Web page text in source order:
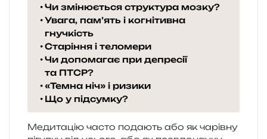
Чи змінюється структура мозку?
Увага, пам’ять і когнітивна
гнучкість
Старіння і теломери
Чи допомагає при депресії
та ПТСР?
«Темна ніч» і ризики
Що у підсумку?
Медитацію часто пода­ють або як чарів­ну